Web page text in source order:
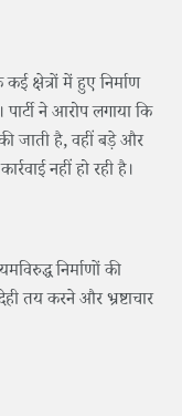
क्षेत्रों में हुए निर्माण
ने आरोप लगाया कि
की जाती है, वहीं बड़े और
नहीं हो रही है।
निर्माणों की
तय करने और भ्रष्टाचार